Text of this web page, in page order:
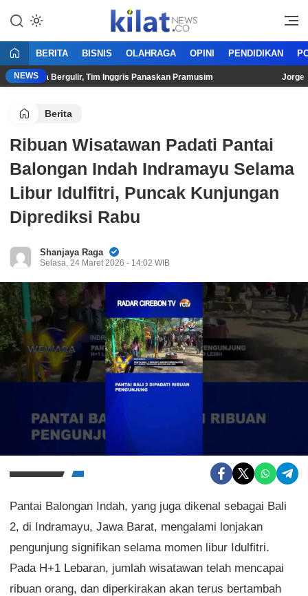
KilatNews.co
Mencerdaskan Anak Bangsa
BERITA BISNIS OLAHRAGA OPINI PENDIDIKAN
NEWSBergulir, Tim Inggris Panaskan Pramusim Jorge
Berita
Ribuan Wisatawan Padati Pantai
Balongan Indah Indramayu Selama
Libur Idulfitri, Puncak Kunjungan
Diprediksi Rabu
Shanjaya Raga
Selasa, 24 Maret 2026 - 14:02 WIB
Pantai Balongan Indah, yang juga dikenal sebagai Bali
2, di Indramayu, Jawa Barat, mengalami lonjakan
pengunjung signifikan selama momen libur Idulfitri.
Pada H+1 Lebaran, jumlah wisatawan telah mencapai
ribuan orang, dan diperkirakan akan terus bertambah